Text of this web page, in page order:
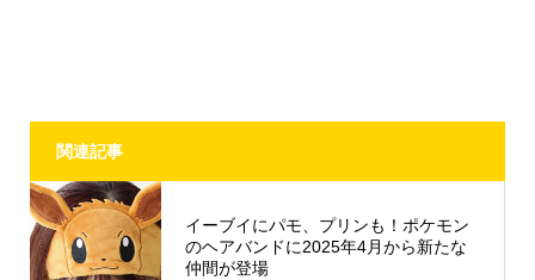
関連記事
イーブイにパモ、プリンも！ポケモン
のヘアバンドに2025年4月から新たな
仲間が登場